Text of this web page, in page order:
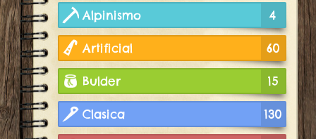
Alpinismo 4
Artificial 60
Bulder 15
Clasica 130